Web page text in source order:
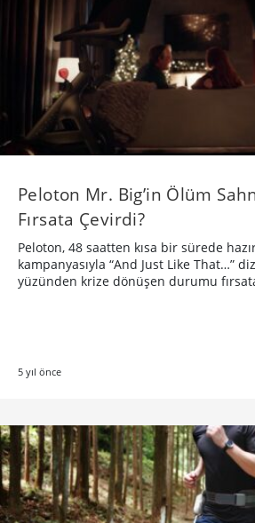
Peloton Mr. Big’in Ölüm
Fırsata Çevirdi?
Peloton, 48 saatten kısa bir sürede
kampanyasıyla “And Just Like That…”
yüzünden krize dönüşen durumu
5 yıl önce